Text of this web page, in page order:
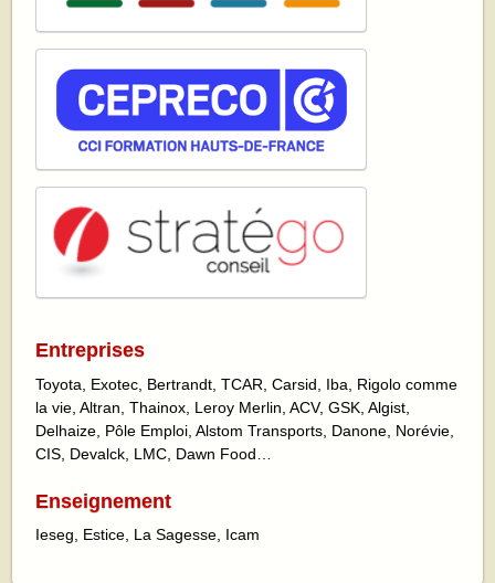
Entreprises
Toyota, Exotec, Bertrandt, TCAR, Carsid, Iba, Rigolo comme
la vie, Altran, Thainox, Leroy Merlin, ACV, GSK, Algist,
Delhaize, Pôle Emploi, Alstom Transports, Danone, Norévie,
CIS, Devalck, LMC, Dawn Food…
Enseignement
Ieseg, Estice, La Sagesse, Icam